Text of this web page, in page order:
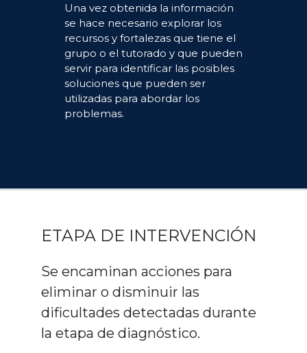
Una vez obtenida la información
se hace necesario explorar los
recursos y fortalezas que tiene el
grupo o el tutorado y que pueden
servir para identificar las posibles
soluciones que pueden ser
utilizadas para abordar los
problemas.
ETAPA DE INTERVENCIÓN
Se encaminan acciones para
eliminar o disminuir las
dificultades detectadas durante
la etapa de diagnóstico.